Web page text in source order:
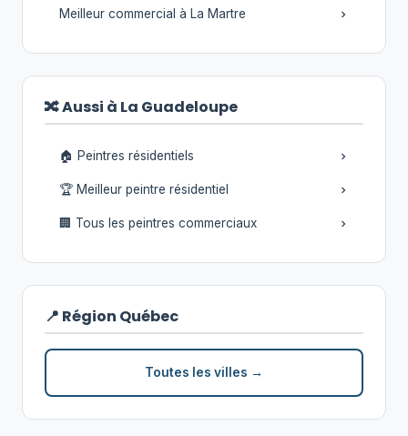
Meilleur commercial à La Martre
🔀 Aussi à La Guadeloupe
🏠 Peintres résidentiels
🏆 Meilleur peintre résidentiel
🏢 Tous les peintres commerciaux
📍 Région Québec
Toutes les villes →